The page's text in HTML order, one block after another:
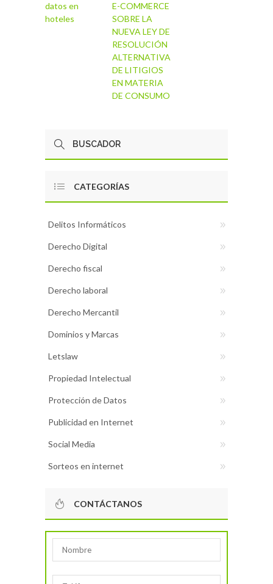
datos en
hoteles
E-COMMERCE
SOBRE LA
NUEVA LEY DE
RESOLUCIÓN
ALTERNATIVA
DE LITIGIOS
EN MATERIA
DE CONSUMO
CATEGORÍAS
Delitos Informáticos
Derecho Digital
Derecho fiscal
Derecho laboral
Derecho Mercantil
Dominios y Marcas
Letslaw
Propiedad Intelectual
Protección de Datos
Publicidad en Internet
Social Media
Sorteos en internet
CONTÁCTANOS